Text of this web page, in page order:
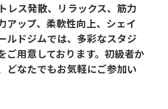
レス発散、リラックス、筋力
アップ、柔軟性向上、シェイ
ルドジムでは、多彩なスタジ
ご用意しております。初級者か
どなたでもお気軽にご参加い